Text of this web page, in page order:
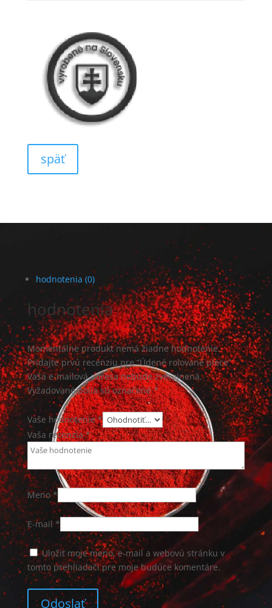
späť
hodnotenia (0)
hodnotenia
Momentálne produkt nemá žiadne hodnotenie.
Pridajte prvú recenziu pre “Údené rolované plece”
Vaša e-mailová adresa nebude zverejnená.
Vyžadované polia sú označené*
Vaše hodnotenie *
Vaša recenzia*
Meno*
E-mail*
Uložiť moje meno, e-mail a webovú stránku v
tomto prehliadači pre moje budúce komentáre.